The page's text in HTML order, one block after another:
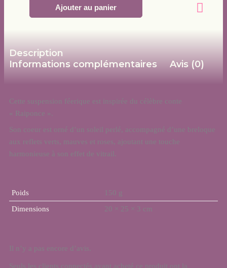
L'ensorceleuse
des
Ajouter au panier
Description
Informations complémentaires
Avis (0)
Cette suspension féerique est inspirée du célèbre conte
« Raiponce ».
Son coeur est orné d’un soleil perlé, accompagné d’une breloque
aux reflets verts, mauves et roses, ajoutant une touche
harmonieuse à son effet de vitrail.
Poids
150 g
Dimensions
20 × 25 × 3 cm
Il n’y a pas encore d’avis.
Seuls les clients connectés ayant acheté ce produit ont la